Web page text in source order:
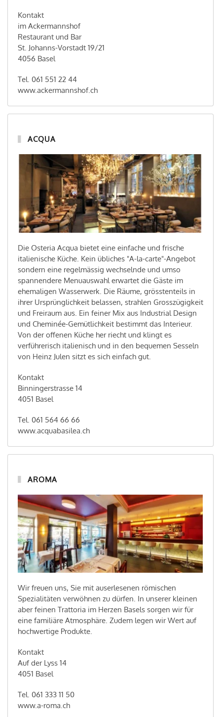
Kontakt
im Ackermannshof
Restaurant und Bar
St. Johanns-Vorstadt 19/21
4056 Basel
Tel. 061 551 22 44
www.ackermannshof.ch
ACQUA
Die Osteria Acqua bietet eine einfache und frische
italienische Küche. Kein übliches "A-la-carte"-Angebot
sondern eine regelmässig wechselnde und umso
spannendere Menuauswahl erwartet die Gäste im
ehemaligen Wasserwerk. Die Räume, grösstenteils in
ihrer Ursprünglichkeit belassen, strahlen Grosszügigkeit
und Freiraum aus. Ein feiner Mix aus Industrial Design
und Cheminée-Gemütlichkeit bestimmt das Interieur.
Von der offenen Küche her riecht und klingt es
verführerisch italienisch und in den bequemen Sesseln
von Heinz Julen sitzt es sich einfach gut.
Kontakt
Binningerstrasse 14
4051 Basel
Tel. 061 564 66 66
www.acquabasilea.ch
AROMA
Wir freuen uns, Sie mit auserlesenen römischen
Spezialitäten verwöhnen zu dürfen. In unserer kleinen
aber feinen Trattoria im Herzen Basels sorgen wir für
eine familiäre Atmosphäre. Zudem legen wir Wert auf
hochwertige Produkte.
Kontakt
Auf der Lyss 14
4051 Basel
Tel. 061 333 11 50
www.a-roma.ch